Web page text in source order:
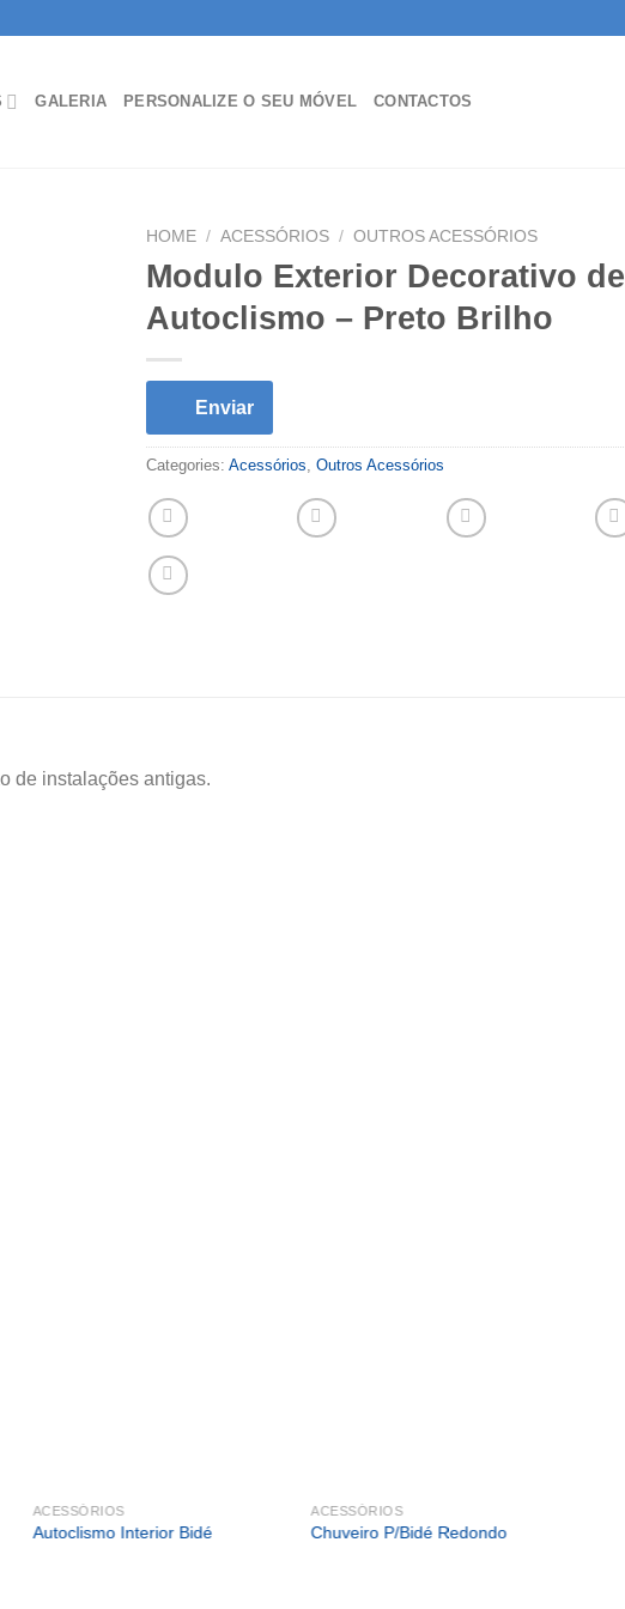
GALERIA PERSONALIZE O SEU MÓVEL CONTACTOS
HOME / ACESSÓRIOS / OUTROS ACESSÓRIOS
Modulo Exterior Decorativo de
Autoclismo – Preto Brilho
Enviar
Categories: Acessórios Outros Acessórios
de instalações antigas.
ACESSÓRIOS
Autoclismo Interior Bidé
ACESSÓRIOS
Chuveiro P/Bidé Redondo